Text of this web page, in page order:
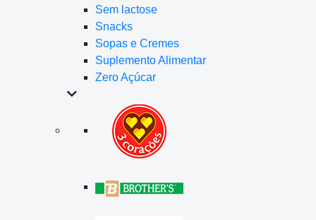
Sem lactose
Snacks
Sopas e Cremes
Suplemento Alimentar
Zero Açúcar